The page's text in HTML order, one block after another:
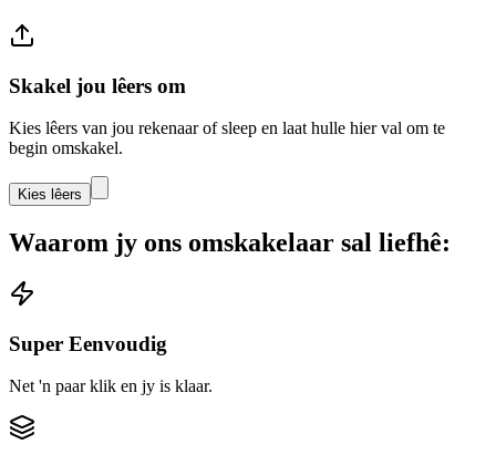
Skakel jou lêers om
Kies lêers van jou rekenaar of sleep en laat hulle hier val om te
begin omskakel.
Kies lêers
Waarom jy ons omskakelaar sal liefhê:
Super Eenvoudig
Net 'n paar klik en jy is klaar.